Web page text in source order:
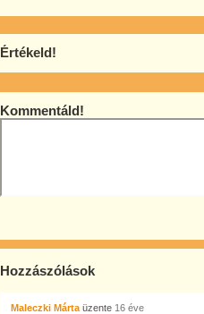
Értékeld!
Kommentáld!
Hozzászólások
Maleczki Márta üzente 16 éve